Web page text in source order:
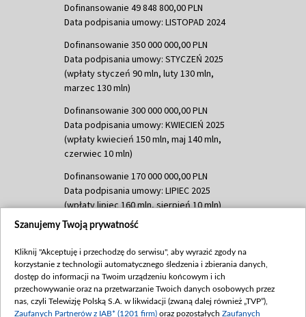
Dofinansowanie 49 848 800,00 PLN
Data podpisania umowy: LISTOPAD 2024
Dofinansowanie 350 000 000,00 PLN
Data podpisania umowy: STYCZEŃ 2025
(wpłaty styczeń 90 mln, luty 130 mln,
marzec 130 mln)
Dofinansowanie 300 000 000,00 PLN
Data podpisania umowy: KWIECIEŃ 2025
(wpłaty kwiecień 150 mln, maj 140 mln,
czerwiec 10 mln)
Dofinansowanie 170 000 000,00 PLN
Data podpisania umowy: LIPIEC 2025
(wpłaty lipiec 160 mln, sierpień 10 mln)
Dofinansowanie 60 000 000,00 PLN
(wpłata wrzesień 60 mln)
Dofinansowanie 635 783 051,21 PLN
Data podpisania umowy: WRZESIEŃ 2025
(wpłata wrzesień 100 mln, październik 350
Szanujemy Twoją prywatność
Kliknij "Akceptuję i przechodzę do serwisu", aby wyrazić zgody na
korzystanie z technologii automatycznego śledzenia i zbierania danych,
dostęp do informacji na Twoim urządzeniu końcowym i ich
przechowywanie oraz na przetwarzanie Twoich danych osobowych przez
nas, czyli Telewizję Polską S.A. w likwidacji (zwaną dalej również „TVP”),
Zaufanych Partnerów z IAB* (1201 firm) oraz pozostałych Zaufanych